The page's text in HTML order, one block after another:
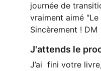
journée de
vraiment aimé "Le
Sincèrement ! DM
J'attends le
J’ai  fini votre